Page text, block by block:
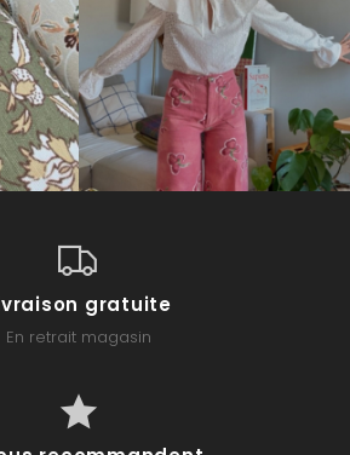
gratuite
En retrait magasin